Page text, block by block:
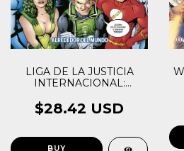
LIGA DE LA JUSTICIA
INTERNACIONAL:
MUNDO
$28.42 USD